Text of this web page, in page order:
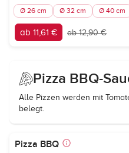
Ø 26 cm Ø 32 cm Ø 40 cm
ab 11,61 € ab 12,90 €
Pizza BBQ-
Alle Pizzen werden mit
belegt.
Pizza BBQ